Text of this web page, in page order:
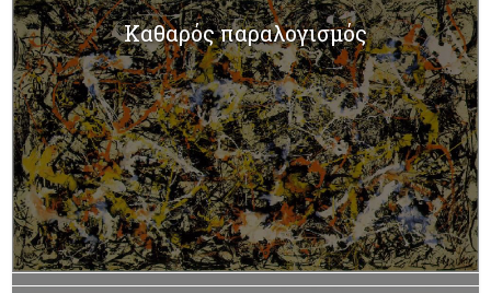
Καθαρός παραλογισμός